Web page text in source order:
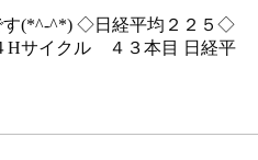
す(*^-^*) ◇日経平均２２５◇
Hサイクル ４３本目 日経平